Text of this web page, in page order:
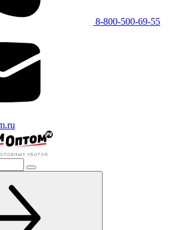
8-800-500-69-55